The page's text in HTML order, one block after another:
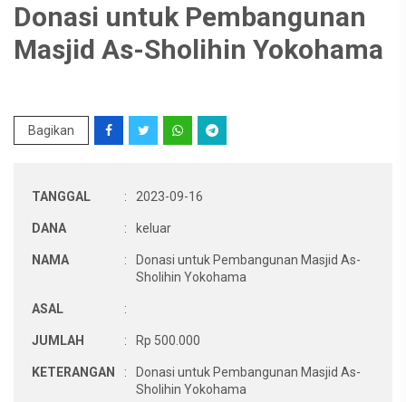
Donasi untuk Pembangunan
Masjid As-Sholihin Yokohama
Bagikan
TANGGAL : 2023-09-16
DANA : keluar
NAMA :
Donasi untuk Pembangunan Masjid As-
Sholihin Yokohama
ASAL :
JUMLAH : Rp 500.000
KETERANGAN :
Donasi untuk Pembangunan Masjid As-
Sholihin Yokohama